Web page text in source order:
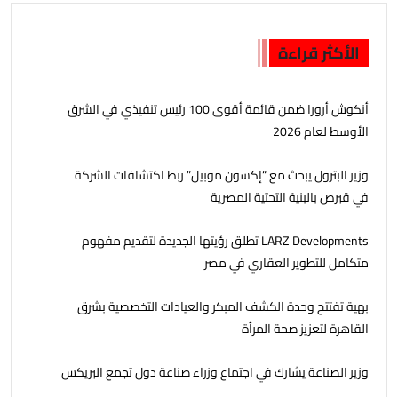
الأكثر قراءة
أنكوش أرورا ضمن قائمة أقوى 100 رئيس تنفيذي في الشرق
الأوسط لعام 2026
وزير البترول يبحث مع “إكسون موبيل” ربط اكتشافات الشركة
في قبرص بالبنية التحتية المصرية
LARZ Developments تطلق رؤيتها الجديدة لتقديم مفهوم
متكامل للتطوير العقاري في مصر
بهية تفتتح وحدة الكشف المبكر والعيادات التخصصية بشرق
القاهرة لتعزيز صحة المرأة
وزير الصناعة يشارك في اجتماع وزراء صناعة دول تجمع البريكس